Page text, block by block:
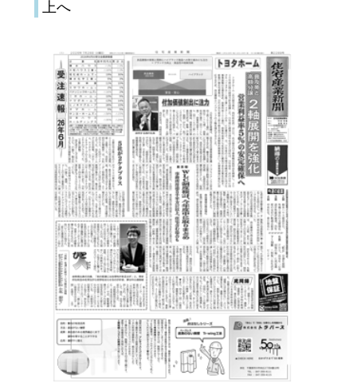
上へ